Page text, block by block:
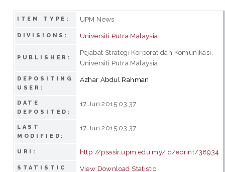
ITEM TYPE: UPM News
DIVISIONS: Universiti Putra Malaysia
PUBLISHER:
Pejabat Strategi Korporat dan Komunikasi,
Universiti Putra Malaysia
DEPOSITING
USER:
Azhar Abdul Rahman
DATE
DEPOSITED:
17 Jun 2015 03:37
LAST
MODIFIED:
17 Jun 2015 03:37
URI: http://psasir.upm.edu.my/id/eprint/38934
STATISTIC
View Download Statistic